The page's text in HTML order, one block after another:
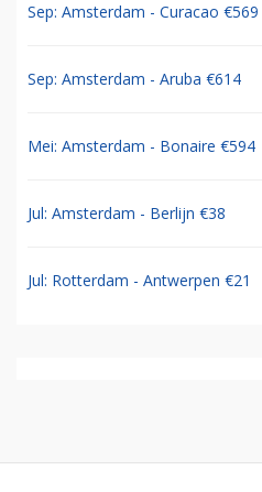
Sep: Amsterdam - Curacao €569
Sep: Amsterdam - Aruba €614
Mei: Amsterdam - Bonaire €594
Jul: Amsterdam - Berlijn €38
Jul: Rotterdam - Antwerpen €21